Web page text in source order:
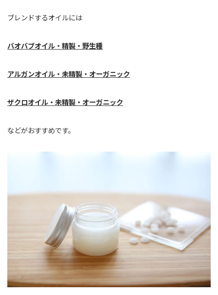
ブレンドするオイルには
バオバブオイル・精製・野生種
アルガンオイル・未精製・オーガニック
ザクロオイル・未精製・オーガニック
などがおすすめです。